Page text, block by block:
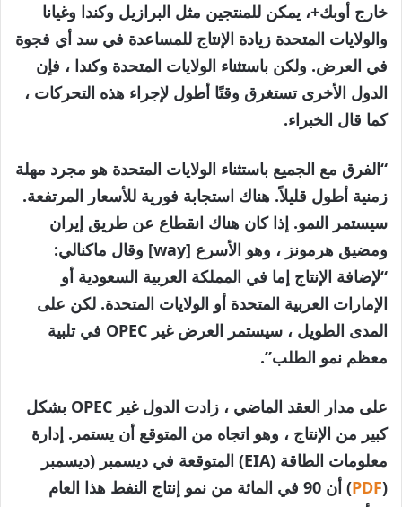
خارج أوبك+، يمكن للمنتجين مثل البرازيل وكندا وغيانا
والولايات المتحدة زيادة الإنتاج للمساعدة في سد أي فجوة
في العرض. ولكن باستثناء الولايات المتحدة وكندا ، فإن
الدول الأخرى تستغرق وقتًا أطول لإجراء هذه التحركات ،
كما قال الخبراء.
“الفرق مع الجميع باستثناء الولايات المتحدة هو مجرد مهلة
زمنية أطول قليلاً. هناك استجابة فورية للأسعار المرتفعة.
سيستمر النمو. إذا كان هناك انقطاع عن طريق إيران
ومضيق هرمونز ، وهو الأسرع [way] وقال ماكنالي:
“لإضافة الإنتاج إما في المملكة العربية السعودية أو
الإمارات العربية المتحدة أو الولايات المتحدة. لكن على
المدى الطويل ، سيستمر العرض غير OPEC في تلبية
معظم نمو الطلب”.
على مدار العقد الماضي ، زادت الدول غير OPEC بشكل
كبير من الإنتاج ، وهو اتجاه من المتوقع أن يستمر. إدارة
معلومات الطاقة (EIA) المتوقعة في ديسمبر (ديسمبر
(
PDF
) أن 90 في المائة من نمو إنتاج النفط هذا العام